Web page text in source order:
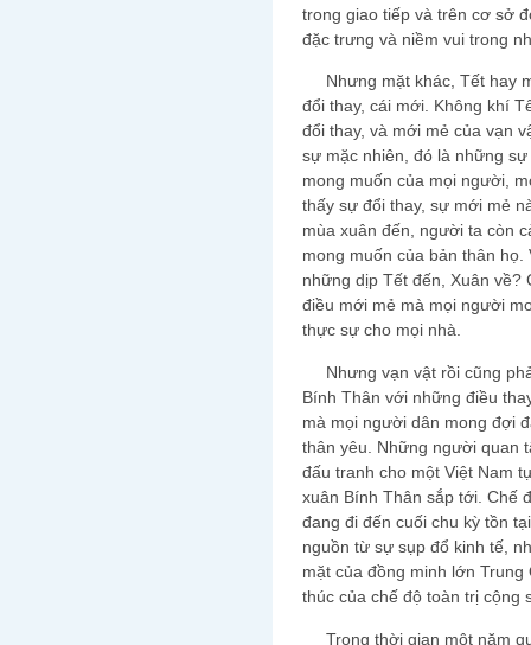
trong giao tiếp và trên cơ sở
đặc trưng và niềm vui trong
Nhưng mặt khác, Tết hay
đổi thay, cái mới. Không khí
đổi thay, và mới mẻ của vạn
sự mặc nhiên, đó là những
mong muốn của mọi người,
thấy sự đổi thay, sự mới mẻ
mùa xuân đến, người ta còn
mong muốn của bản thân
những dịp Tết đến, Xuân
điều mới mẻ mà mọi người
thực sự cho mọi nhà.
Nhưng vạn vật rồi cũng
Bính Thân với những điều
mà mọi người dân mong đợi
thân yêu. Những người quan
đấu tranh cho một Việt Nam
xuân Bính Thân sắp tới. Chế
đang đi đến cuối chu kỳ tồn
nguồn từ sự sụp đổ kinh tế,
mặt của đồng minh lớn
thúc của chế độ toàn trị cộng
Trong thời gian một năm